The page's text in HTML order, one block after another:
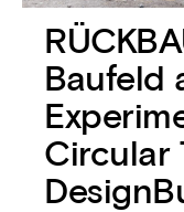
Baufeld
Circular